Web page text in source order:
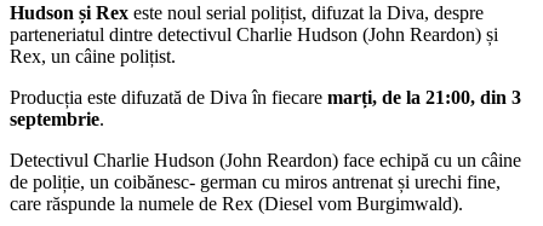
Hudson și Rex este noul serial polițist, difuzat la Diva, despre
parteneriatul dintre detectivul Charlie Hudson (John Reardon) și
Rex, un câine polițist.
Producția este difuzată de Diva în fiecare marți, de la 21:00, din 3
septembrie.
Detectivul Charlie Hudson (John Reardon) face echipă cu un câine
de poliție, un coibănesc- german cu miros antrenat și urechi fine,
care răspunde la numele de Rex (Diesel vom Burgimwald).